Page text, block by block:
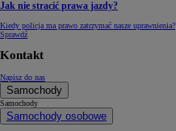
Jak nie stracić prawa jazdy?
Kiedy policja ma prawo zatrzymać nasze uprawnienia?
Sprawdź
Kontakt
Napisz do nas
Samochody
Samochody
Samochody osobowe